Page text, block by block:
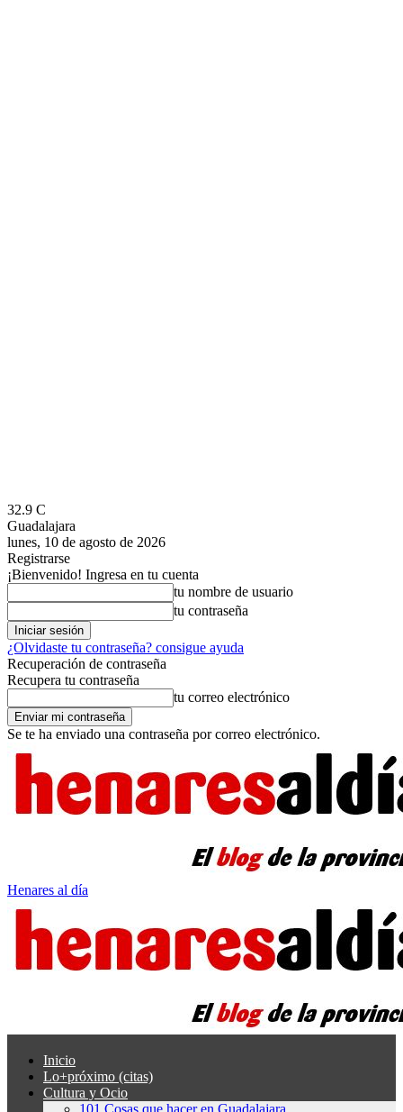
32.9 C
Guadalajara
lunes, 10 de agosto de 2026
Registrarse
¡Bienvenido! Ingresa en tu cuenta
tu nombre de usuario
tu contraseña
¿Olvidaste tu contraseña? consigue ayuda
Recuperación de contraseña
Recupera tu contraseña
tu correo electrónico
Se te ha enviado una contraseña por correo electrónico.
Henares al día
Inicio
Lo+próximo (citas)
Cultura y Ocio
101 Cosas que hacer en Guadalajara